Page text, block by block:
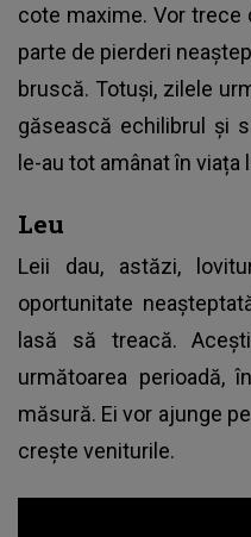
cote maxime. Vor trece
parte de pierderi
bruscă. Totuși, zilele
găsească echilibrul și
le-au tot amânat în viața
Leu
Leii dau, astăzi,
oportunitate
lasă să treacă.
următoarea perioadă,
măsură. Ei vor ajunge
crește veniturile.